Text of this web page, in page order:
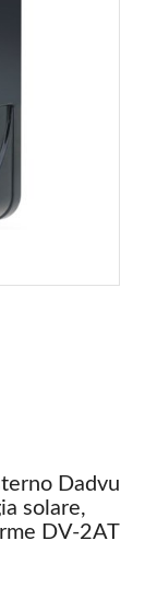
Dadvu
solare,
DV-2AT